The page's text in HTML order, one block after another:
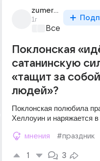
zumer_mudryi
1г
Все про
Поклонская
сатанинскую
«тащит за собой
людей»?
Поклонская полюбила
Хеллоуин и наряжается
мнения #праздник
1 3